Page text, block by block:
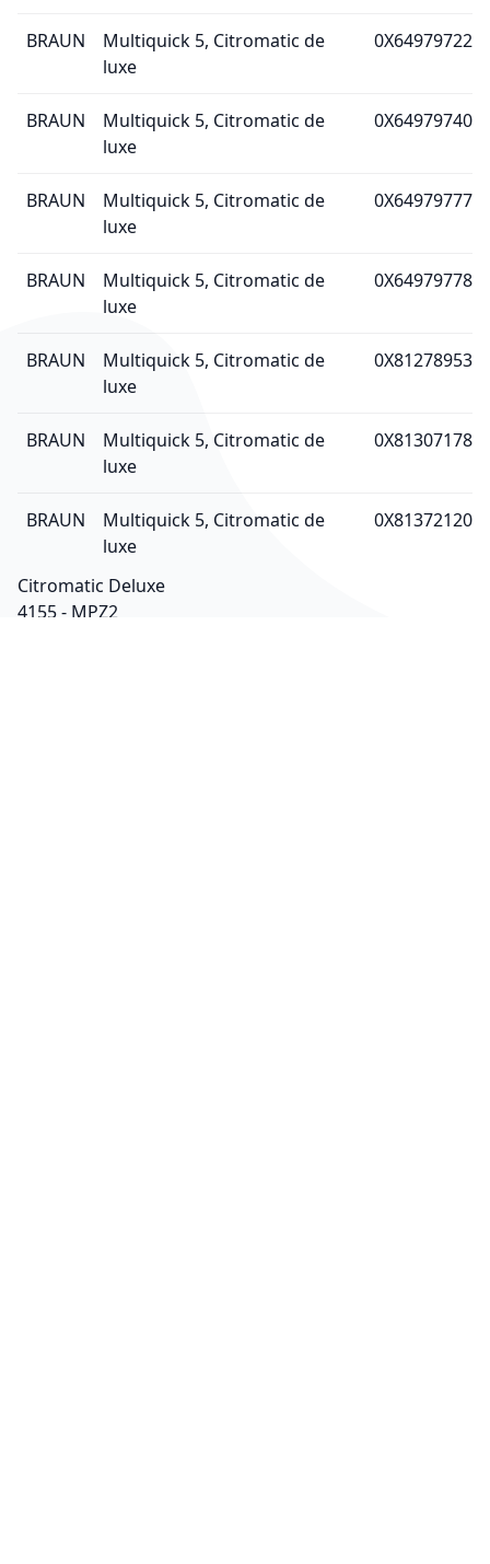
BRAUN
Multiquick 5, Citromatic de
luxe
0X64979722
BRAUN
Multiquick 5, Citromatic de
luxe
0X64979740
BRAUN
Multiquick 5, Citromatic de
luxe
0X64979777
BRAUN
Multiquick 5, Citromatic de
luxe
0X64979778
BRAUN
Multiquick 5, Citromatic de
luxe
0X81278953
BRAUN
Multiquick 5, Citromatic de
luxe
0X81307178
BRAUN
Multiquick 5, Citromatic de
luxe
0X81372120
Citromatic Deluxe
4155 - MPZ2